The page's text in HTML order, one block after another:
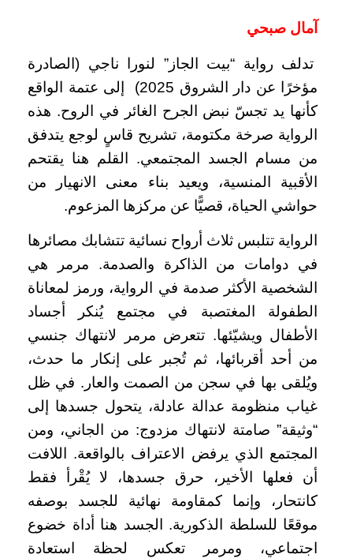
آمال صبحي
تدلف رواية “بيت الجاز” لنورا ناجي (الصادرة
مؤخرًا عن دار الشروق 2025) إلى عتمة الواقع
كأنها يد تجسّ نبض الجرح الغائر في الروح. هذه
الرواية صرخة مكتومة، تشريح قاسٍ لوجع يتدفق
من مسام الجسد المجتمعي. القلم هنا يقتحم
الأقبية المنسية، ويعيد بناء معنى الانهيار من
حواشي الحياة، قصيًّا عن مركزها المزعوم.
الرواية تتلبس ثلاث أرواح نسائية تتشابك مصائرها
في دوامات من الذاكرة والصدمة. مرمر هي
الشخصية الأكثر صدمة في الرواية، ورمز لمعاناة
الطفولة المغتصبة في مجتمع يُنكر أجساد
الأطفال ويشيّئها. تتعرض مرمر لانتهاك جنسي
من أحد أقربائها، ثم تُجبر على إنكار ما حدث،
ويُلقى بها في سجن من الصمت والعار. في ظل
غياب منظومة عدالة عادلة، يتحول جسدها إلى
“وثيقة” صامتة لانتهاك مزدوج: من الجاني، ومن
المجتمع الذي يرفض الاعتراف بالواقعة. اللافت
أن فعلها الأخير، حرق جسدها، لا يُقْرأ فقط
كانتحار، وإنما كمقاومة نهائية للجسد بوصفه
موقعًا للسلطة الذكورية. الجسد هنا أداة خضوع
اجتماعي، ومرمر تعكس لحظة استعادة